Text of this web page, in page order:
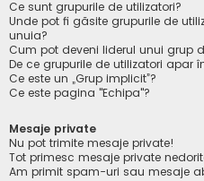
Ce sunt grupurile de utilizatori?
Unde pot fi găsite grupurile de
unuia?
Cum pot deveni liderul unui grup
De ce grupurile de utilizatori apar
Ce este un „Grup implicit”?
Ce este pagina "Echipa"?
Mesaje private
Nu pot trimite mesaje private!
Tot primesc mesaje private
Am primit spam-uri sau mesaje